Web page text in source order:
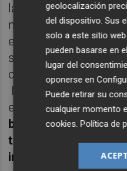
la opción de pase y
muy pasivo en la
el gol de Ángel.
sala de prensa: "Ya
corriendo riesgos
estábamos
balón a Uros, la
trabajando bien a
imperdonable
". Y
geolocalización
del dispositivo. Sus
solo a este sitio
pueden basarse en
lugar del
oponerse en
Puede retirar su
cualquier momento
cookies.Política de